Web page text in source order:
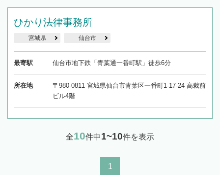
ひかり法律事務所
宮城県 仙台市
最寄駅 仙台市地下鉄「青葉通一番町駅」徒歩6分
所在地
〒980-0811 宮城県仙台市青葉区一番町1-17-24 高裁前
ビル4階
全10件中1~10件を表示
1